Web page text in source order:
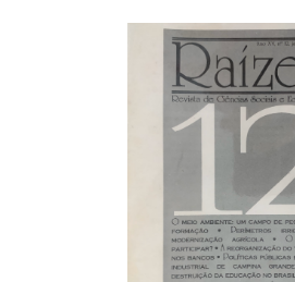
Barra
lateral
artigos